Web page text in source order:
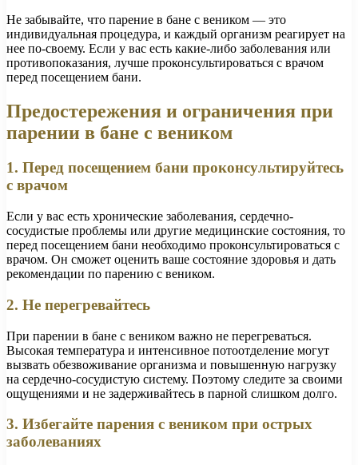
Не забывайте, что парение в бане с веником — это
индивидуальная процедура, и каждый организм реагирует на
нее по-своему. Если у вас есть какие-либо заболевания или
противопоказания, лучше проконсультироваться с врачом
перед посещением бани.
Предостережения и ограничения при
парении в бане с веником
1. Перед посещением бани проконсультируйтесь
с врачом
Если у вас есть хронические заболевания, сердечно-
сосудистые проблемы или другие медицинские состояния, то
перед посещением бани необходимо проконсультироваться с
врачом. Он сможет оценить ваше состояние здоровья и дать
рекомендации по парению с веником.
2. Не перегревайтесь
При парении в бане с веником важно не перегреваться.
Высокая температура и интенсивное потоотделение могут
вызвать обезвоживание организма и повышенную нагрузку
на сердечно-сосудистую систему. Поэтому следите за своими
ощущениями и не задерживайтесь в парной слишком долго.
3. Избегайте парения с веником при острых
заболеваниях